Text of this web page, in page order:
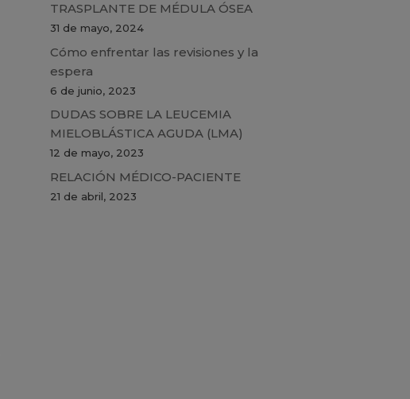
TRASPLANTE DE MÉDULA ÓSEA
31 de mayo, 2024
Cómo enfrentar las revisiones y la
espera
6 de junio, 2023
DUDAS SOBRE LA LEUCEMIA
MIELOBLÁSTICA AGUDA (LMA)
12 de mayo, 2023
RELACIÓN MÉDICO-PACIENTE
21 de abril, 2023